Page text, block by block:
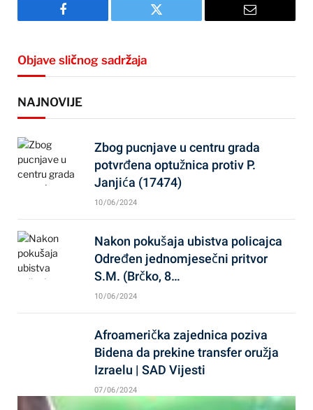
Facebook Twitter Email
Objave sličnog sadržaja
NAJNOVIJE
Zbog pucnjave u centru grada
potvrđena optužnica protiv P.
Janjića (17474)
10/06/2024
Nakon pokušaja ubistva policajca
Određen jednomjesečni pritvor
S.M. (Brčko, 8…
10/06/2024
Afroamerička zajednica poziva
Bidena da prekine transfer oružja
Izraelu | SAD Vijesti
07/06/2024